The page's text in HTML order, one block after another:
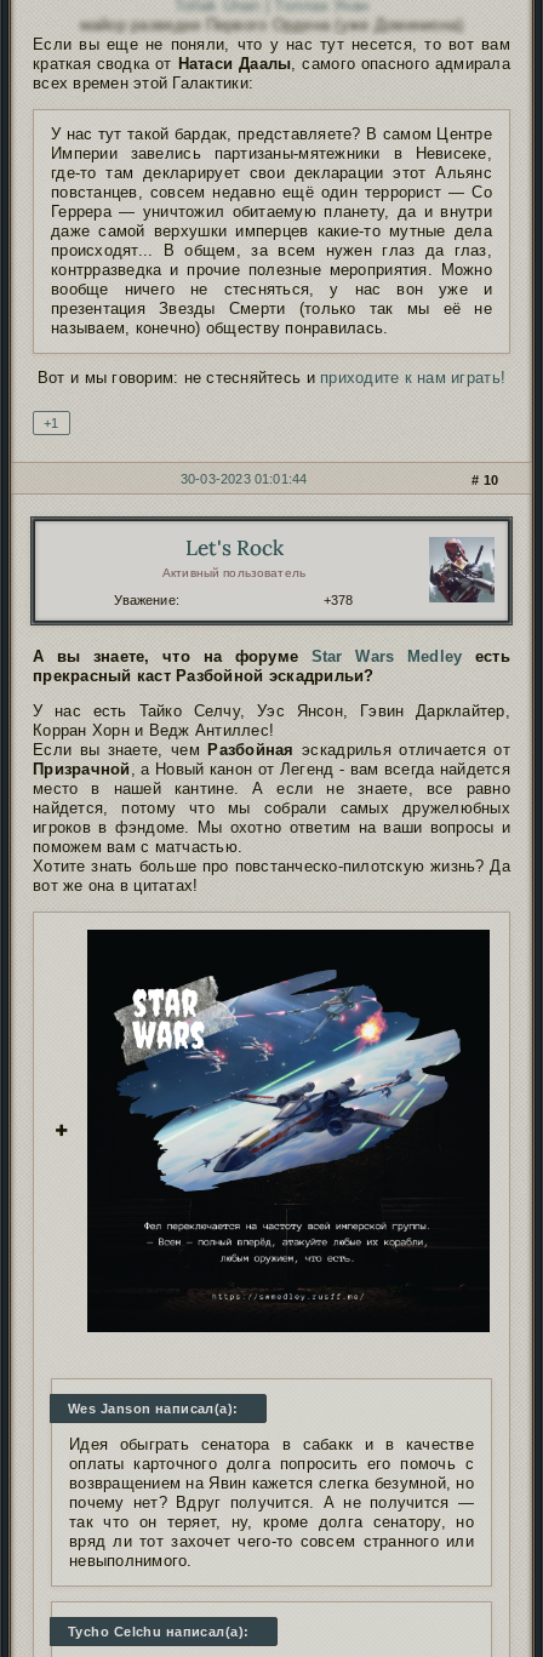
Tollak Unan | Толлак Унан
майор разведки Первого Ордена (уже Доминиона)
Если вы еще не поняли, что у нас тут несется, то вот вам
краткая сводка от Натаси Даалы, самого опасного адмирала
всех времен этой Галактики:
У нас тут такой бардак, представляете? В самом Центре
Империи завелись партизаны-мятежники в Невисеке,
где-то там декларирует свои декларации этот Альянс
повстанцев, совсем недавно ещё один террорист — Со
Геррера — уничтожил обитаемую планету, да и внутри
даже самой верхушки имперцев какие-то мутные дела
происходят... В общем, за всем нужен глаз да глаз,
контрразведка и прочие полезные мероприятия. Можно
вообще ничего не стесняться, у нас вон уже и
презентация Звезды Смерти (только так мы её не
называем, конечно) обществу понравилась.
Вот и мы говорим: не стесняйтесь и приходите к нам играть!
+1
10
30-03-2023 01:01:44
Let's Rock
Активный пользователь
Уважение: +378
А вы знаете, что на форуме Star Wars Medley есть
прекрасный каст Разбойной эскадрильи?
У нас есть Тайко Селчу, Уэс Янсон, Гэвин Дарклайтер,
Корран Хорн и Ведж Антиллес!
Если вы знаете, чем Разбойная эскадрилья отличается от
Призрачной, а Новый канон от Легенд - вам всегда найдется
место в нашей кантине. А если не знаете, все равно
найдется, потому что мы собрали самых дружелюбных
игроков в фэндоме. Мы охотно ответим на ваши вопросы и
поможем вам с матчастью.
Хотите знать больше про повстанческо-пилотскую жизнь? Да
вот же она в цитатах!
Wes Janson написал(а):
Идея обыграть сенатора в сабакк и в качестве
оплаты карточного долга попросить его помочь с
возвращением на Явин кажется слегка безумной, но
почему нет? Вдруг получится. А не получится —
так что он теряет, ну, кроме долга сенатору, но
вряд ли тот захочет чего-то совсем странного или
невыполнимого.
Tycho Celchu написал(а):